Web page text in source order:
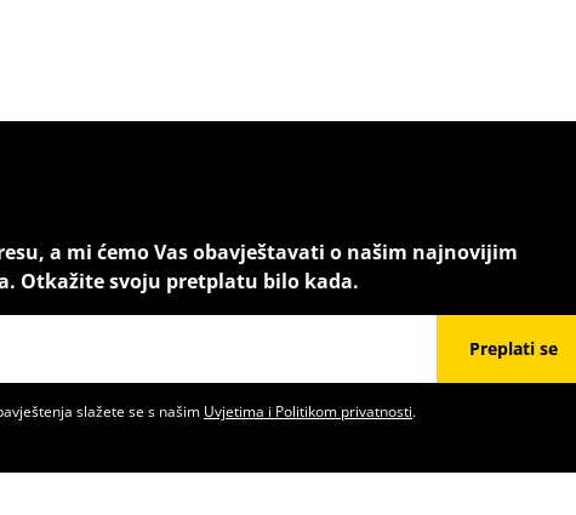
a mi ćemo Vas obavještavati o našim najnovijim
Otkažite svoju pretplatu bilo kada.
Preplati se
slažete se s našim Uvjetima i Politikom privatnosti.